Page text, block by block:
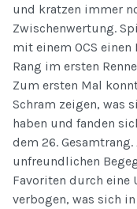
und kratzen immer
Zwischenwertung.
mit einem OCS
Rang im ersten
Zum ersten Mal
Schram zeigen, was
haben und fanden
dem 26.
unfreundlichen
Favoriten durch eine
verbogen, was sich